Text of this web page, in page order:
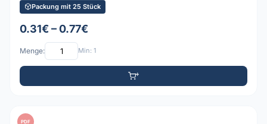
Packung mit 25 Stück
0.31€ – 0.77€
Menge: Min: 1
PDF